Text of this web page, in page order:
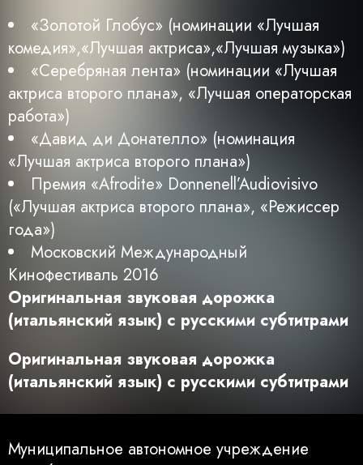
«Золотой Глобус» (номинации «Лучшая
комедия»,«Лучшая актриса»,«Лучшая музыка»)
«Серебряная лента» (номинации «Лучшая
актриса второго плана», «Лучшая операторская
работа»)
«Давид ди Донателло» (номинация
«Лучшая актриса второго плана»)
Премия «Afrodite» Donnenell’Audiovisivo
(«Лучшая актриса второго плана», «Режиссер
года»)
Московский Международный
Кинофестиваль 2016
Оригинальная звуковая дорожка
(итальянский язык) с русскими субтитрами
Оригинальная звуковая дорожка
(итальянский язык) с русскими субтитрами
Муниципальное автономное учреждение